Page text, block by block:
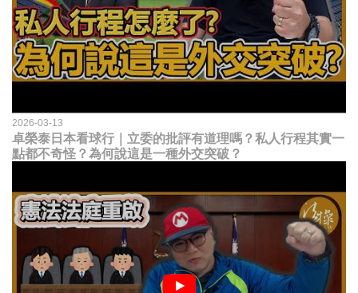
2026-03-13
卓榮泰日本看球行｜立委的批評有道理嗎？私人行程其實一
點都不奇怪？為何說這是一種外交突破？